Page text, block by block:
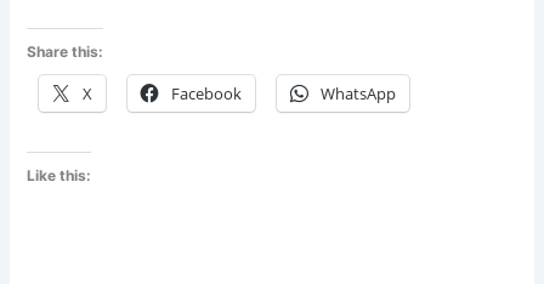
Share this:
X Facebook WhatsApp
Like this: